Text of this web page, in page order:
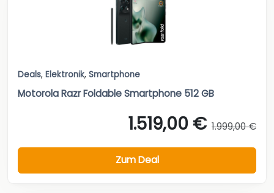
Deals, Elektronik, Smartphone
Motorola Razr Foldable Smartphone 512 GB
1.519,00 € 1.999,00 €
Zum Deal